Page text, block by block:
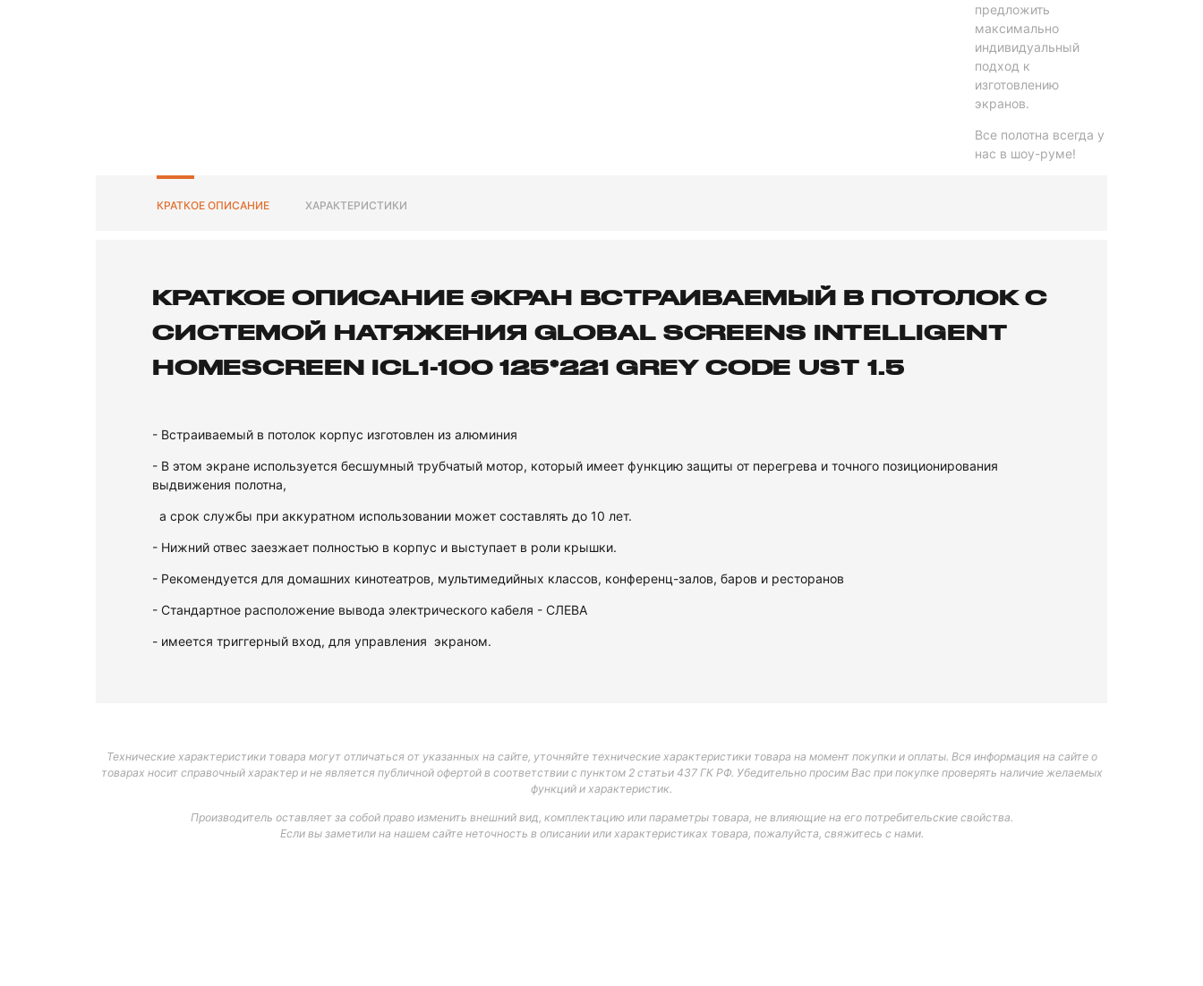
предложить
максимально
индивидуальный
подход к
изготовлению
экранов.
Все полотна всегда у
нас в шоу-руме!
КРАТКОЕ ОПИСАНИЕ ХАРАКТЕРИСТИКИ
КРАТКОЕ ОПИСАНИЕ ЭКРАН ВСТРАИВАЕМЫЙ В ПОТОЛОК С
СИСТЕМОЙ НАТЯЖЕНИЯ GLOBAL SCREENS INTELLIGENT
HOMESCREEN ICL1-100 125*221 GREY CODE UST 1.5
- Встраиваемый в потолок корпус изготовлен из алюминия
- В этом экране используется бесшумный трубчатый мотор, который имеет функцию защиты от перегрева и точного позиционирования
выдвижения полотна,
а срок службы при аккуратном использовании может составлять до 10 лет.
- Нижний отвес заезжает полностью в корпус и выступает в роли крышки.
- Рекомендуется для домашних кинотеатров, мультимедийных классов, конференц-залов, баров и ресторанов
- Стандартное расположение вывода электрического кабеля - СЛЕВА
- имеется триггерный вход, для управления экраном.
Технические характеристики товара могут отличаться от указанных на сайте, уточняйте технические характеристики товара на момент покупки и оплаты. Вся информация на сайте о
товарах носит справочный характер и не является публичной офертой в соответствии с пунктом 2 статьи 437 ГК РФ. Убедительно просим Вас при покупке проверять наличие желаемых
функций и характеристик.
Производитель оставляет за собой право изменить внешний вид, комплектацию или параметры товара, не влияющие на его потребительские свойства.
Если вы заметили на нашем сайте неточность в описании или характеристиках товара, пожалуйста, свяжитесь с нами.